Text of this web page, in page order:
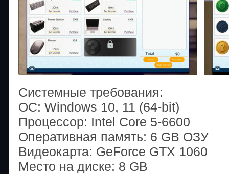
Системные требования:
ОС: Windows 10, 11 (64-bit)
Процессор: Intel Core 5-6600
Оперативная память: 6 GB ОЗУ
Видеокарта: GeForce GTX 1060
Место на диске: 8 GB